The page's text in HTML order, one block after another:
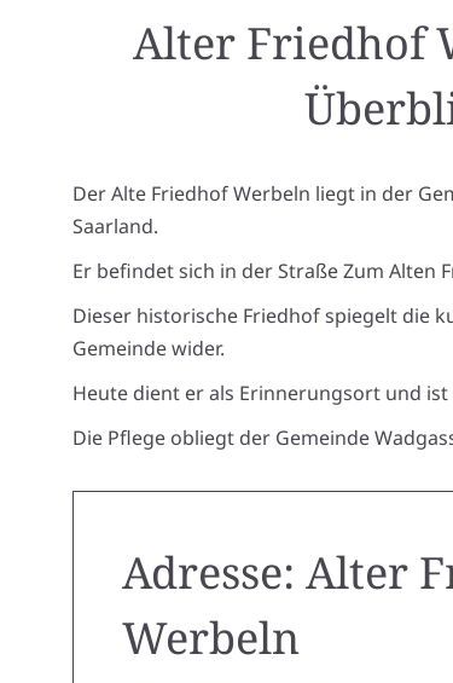
Alter Friedhof
Der Alte Friedhof Werbeln liegt in der
Saarland.
Er befindet sich in der Straße Zum Alten
Dieser historische Friedhof spiegelt die
Gemeinde wider.
Heute dient er als Erinnerungsort und
Die Pflege obliegt der Gemeinde
Adresse: Alter
Werbeln